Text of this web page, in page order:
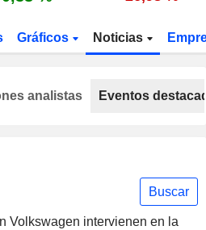
Gráficos Noticias
Buscar
Volkswagen intervienen en la
analistas Eventos